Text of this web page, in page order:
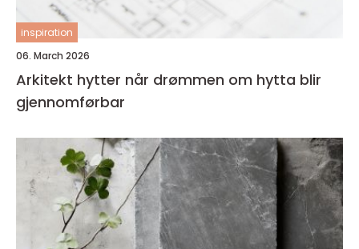
inspiration
06. March 2026
Arkitekt hytter når drømmen om hytta blir
gjennomførbar